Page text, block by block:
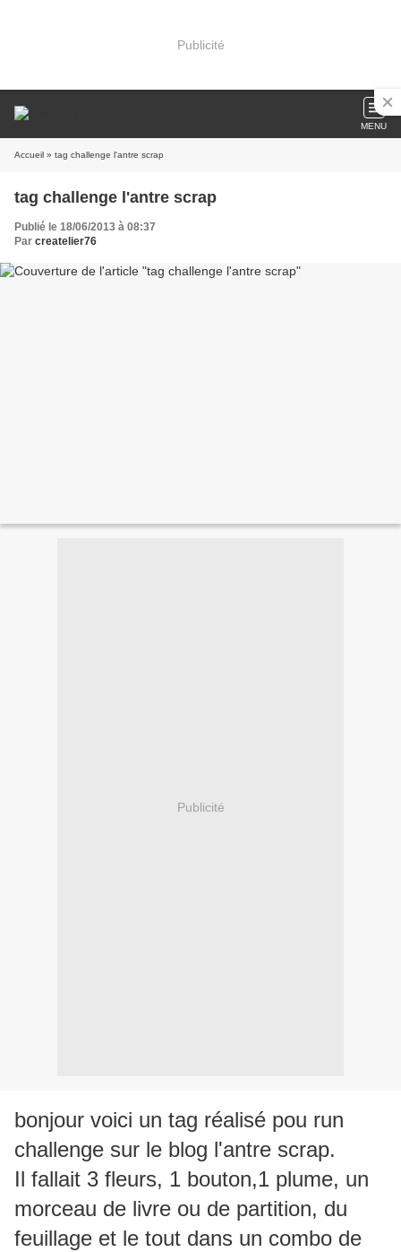
Publicité
MENU
Accueil » tag challenge l'antre scrap
tag challenge l'antre scrap
Publié le 18/06/2013 à 08:37
Par createlier76
Publicité
bonjour voici un tag réalisé pou run
challenge sur le blog l'antre scrap.
Il fallait 3 fleurs, 1 bouton,1 plume, un
morceau de livre ou de partition, du
feuillage et le tout dans un combo de